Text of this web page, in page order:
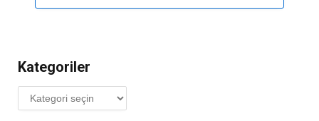
Kategoriler
Kategoriler